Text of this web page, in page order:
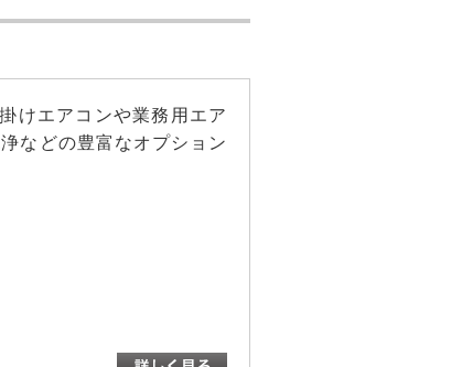
けエアコンや業務用エア
などの豊富なオプション